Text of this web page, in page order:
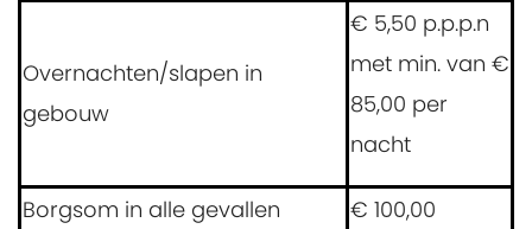
Overnachten/slapen in
gebouw
€ 5,50 p.p.p.n
met min. van €
85,00 per
nacht
Borgsom in alle gevallen € 100,00